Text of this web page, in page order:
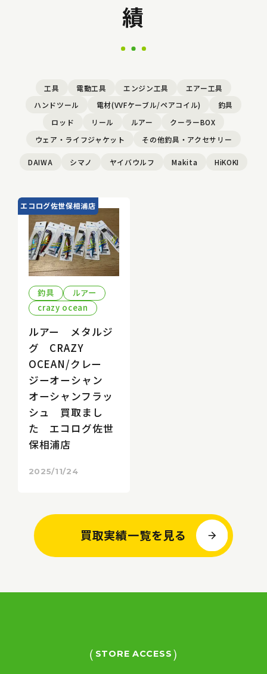
績
工具 電動工具 エンジン工具
エアー工具
ハンドツール
電材(VVFケーブル/ペアコイル)
釣具
ロッド
リール ルアー
クーラーBOX
ウェア・ライフジャケット
その他釣具・アクセサリー
DAIWA シマノ ヤイバウルフ Makita HiKOKI
エコログ佐世保相浦店
釣具
ルアー
crazy ocean
ルアー メタルジ
グ CRAZY
OCEAN/クレー
ジーオーシャン
オーシャンフラッ
シュ 買取まし
た エコログ佐世
保相浦店
2025/11/24
買取実績一覧を見る
STORE ACCESS